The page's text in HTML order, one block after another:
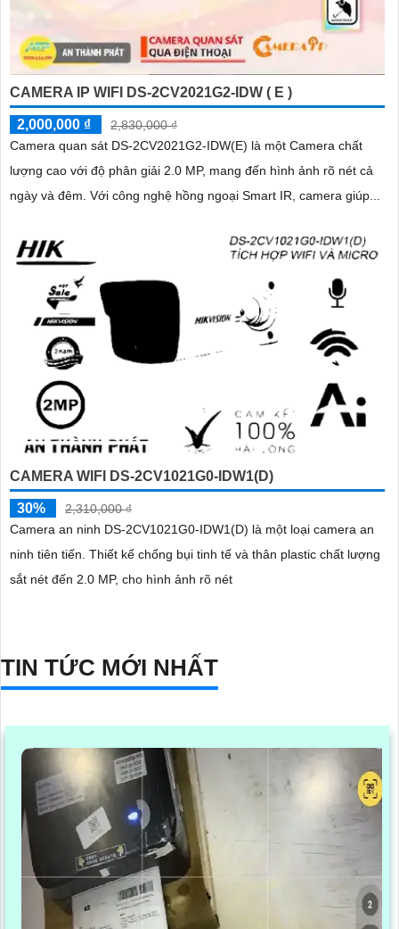
CAMERA IP WIFI DS-2CV2021G2-IDW ( E )
2,000,000 ₫
2,830,000 ₫
Camera quan sát DS-2CV2021G2-IDW(E) là một Camera chất
lượng cao với độ phân giải 2.0 MP, mang đến hình ảnh rõ nét cả
ngày và đêm. Với công nghệ hồng ngoại Smart IR, camera giúp...
CAMERA WIFI DS-2CV1021G0-IDW1(D)
30%
2,310,000 ₫
Camera an ninh DS-2CV1021G0-IDW1(D) là một loại camera an
ninh tiên tiến. Thiết kế chống bụi tinh tế và thân plastic chất lượng
sắt nét đến 2.0 MP, cho hình ảnh rõ nét
TIN TỨC MỚI NHẤT